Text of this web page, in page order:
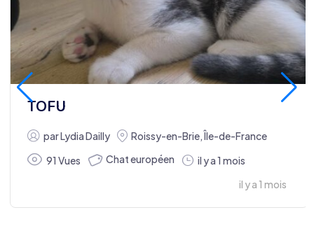
TOFU
parLydia Dailly Roissy-en-Brie,Île-de-France
91 Vues
Chat européen
il y a 1 mois
il y a 1 mois